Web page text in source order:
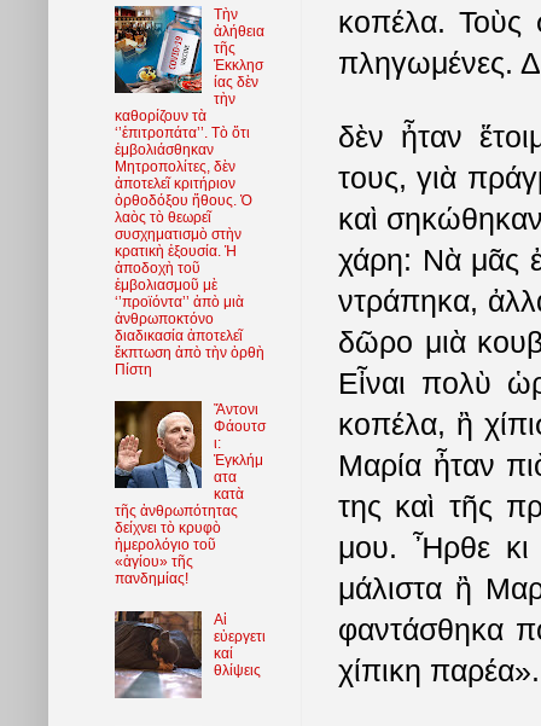
κοπέλα.
πληγωμένες.
δὲν ἦταν
τους, γιὰ
καὶ
χάρη: Νὰ μᾶς
ντράπηκα,
δῶρο μιὰ
Εἶναι πολὺ
κοπέλα, ἢ
Μαρία ἦταν
της καὶ τῆς
μου. Ἦρθε κι
μάλιστα ἢ
φαντάσθηκα
χίπικη παρέα».
Τὴν
ἀλήθεια
τῆς
Ἐκκλησ
ίας δὲν
τὴν
καθορίζουν τὰ
‘’ἐπιτροπάτα’’. Τὸ ὅτι
ἐμβολιάσθηκαν
Μητροπολίτες, δὲν
ἀποτελεῖ κριτήριον
ὀρθοδόξου ἤθους. Ὁ
λαὸς τὸ θεωρεῖ
συσχηματισμὸ στὴν
κρατικὴ ἐξουσία. Ἡ
ἀποδοχὴ τοῦ
ἐμβολιασμοῦ μὲ
‘’προϊόντα’’ ἀπὸ μιὰ
ἀνθρωποκτόνο
διαδικασία ἀποτελεῖ
ἔκπτωση ἀπὸ τὴν ὀρθὴ
Πίστη
Ἄντονι
Φάουτσ
ι:
Ἐγκλήμ
ατα
κατὰ
τῆς ἀνθρωπότητας
δείχνει τὸ κρυφὸ
ἡμερολόγιο τοῦ
«ἁγίου» τῆς
πανδημίας!
Αἱ
εὐεργετι
καί
θλίψεις